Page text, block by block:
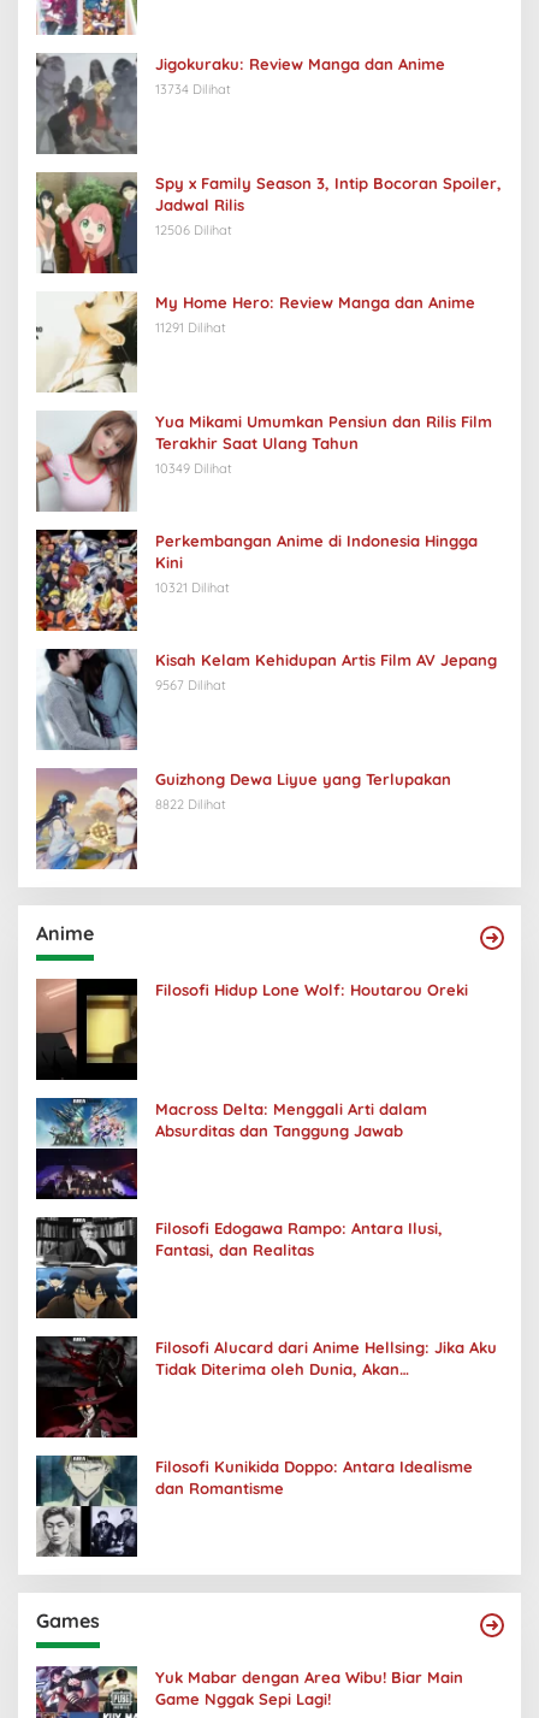
Jigokuraku: Review Manga dan Anime
13734 Dilihat
Spy x Family Season 3, Intip Bocoran Spoiler,
Jadwal Rilis
12506 Dilihat
My Home Hero: Review Manga dan Anime
11291 Dilihat
Yua Mikami Umumkan Pensiun dan Rilis Film
Terakhir Saat Ulang Tahun
10349 Dilihat
Perkembangan Anime di Indonesia Hingga
Kini
10321 Dilihat
Kisah Kelam Kehidupan Artis Film AV Jepang
9567 Dilihat
Guizhong Dewa Liyue yang Terlupakan
8822 Dilihat
Anime
Filosofi Hidup Lone Wolf: Houtarou Oreki
Macross Delta: Menggali Arti dalam
Absurditas dan Tanggung Jawab
Filosofi Edogawa Rampo: Antara Ilusi,
Fantasi, dan Realitas
Filosofi Alucard dari Anime Hellsing: Jika Aku
Tidak Diterima oleh Dunia, Akan
Filosofi Kunikida Doppo: Antara Idealisme
dan Romantisme
Games
Yuk Mabar dengan Area Wibu! Biar Main
Game Nggak Sepi Lagi!